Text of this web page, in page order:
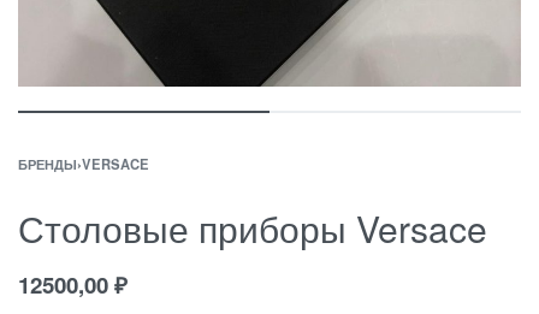
БРЕНДЫ›VERSACE
Столовые приборы Versace
12500,00₽